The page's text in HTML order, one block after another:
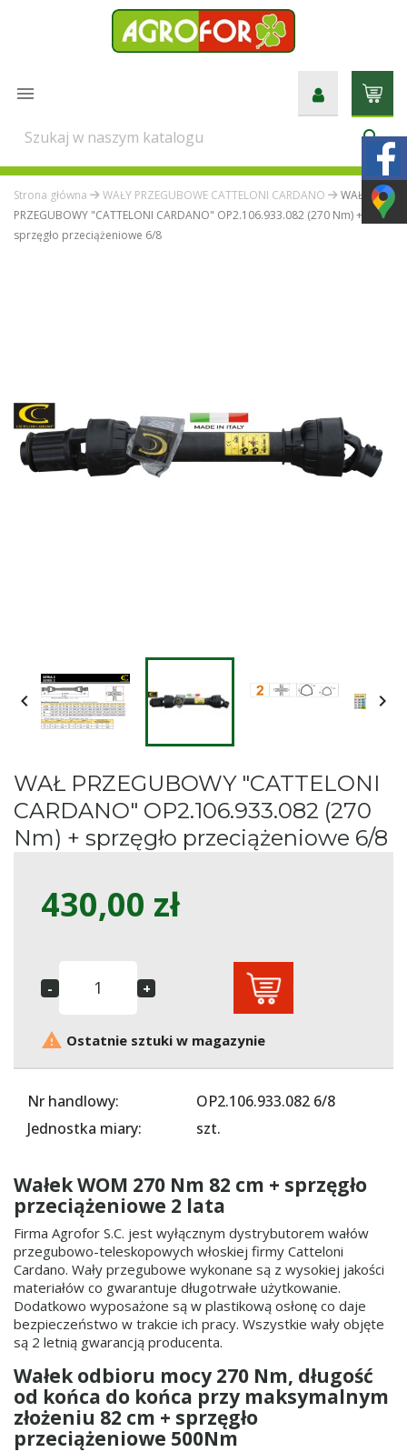

search
Strona główna WAŁY PRZEGUBOWE CATTELONI CARDANO
WAŁ
PRZEGUBOWY "CATTELONI CARDANO" OP2.106.933.082 (270 Nm) +
sprzęgło przeciążeniowe 6/8
 
WAŁ PRZEGUBOWY "CATTELONI
CARDANO" OP2.106.933.082 (270
Nm) + sprzęgło przeciążeniowe 6/8
430,00 zł
 Ostatnie sztuki w magazynie
Nr handlowy:
OP2.106.933.082 6/8
Jednostka miary:
szt.
Wałek WOM 270 Nm 82 cm + sprzęgło
przeciążeniowe 2 lata
Firma Agrofor S.C. jest wyłącznym dystrybutorem wałów
przegubowo-teleskopowych włoskiej firmy Catteloni
Cardano. Wały przegubowe wykonane są z wysokiej jakości
materiałów co gwarantuje długotrwałe użytkowanie.
Dodatkowo wyposażone są w plastikową osłonę co daje
bezpieczeństwo w trakcie ich pracy. Wszystkie wały objęte
są 2 letnią gwarancją producenta.
Wałek odbioru mocy 270 Nm, długość
od końca do końca przy maksymalnym
złożeniu 82 cm + sprzęgło
przeciążeniowe 500Nm